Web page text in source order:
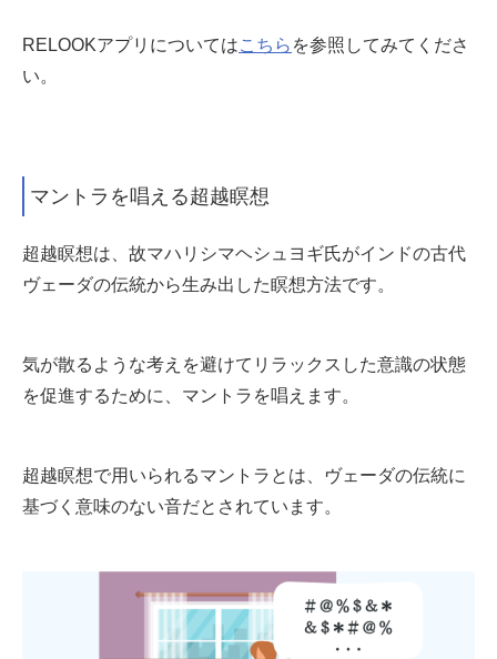
RELOOKアプリについてはこちら を参照してみてくださ
い。
マントラを唱える超越瞑想
超越瞑想は、故マハリシマヘシュヨギ氏がインドの古代
ヴェーダの伝統から生み出した瞑想方法です。
気が散るような考えを避けてリラックスした意識の状態
を促進するために、マントラを唱えます。
超越瞑想で用いられるマントラとは、ヴェーダの伝統に
基づく意味のない音だとされています。